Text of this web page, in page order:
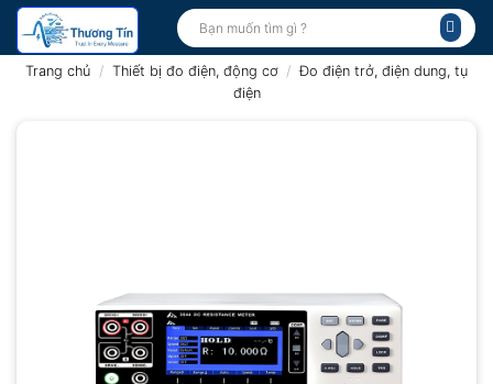
Bỏ
qua
Tìm
kiếm:
Trang chủ / Thiết bị đo điện, động cơ / Đo điện trở, điện dung, tụ
điện